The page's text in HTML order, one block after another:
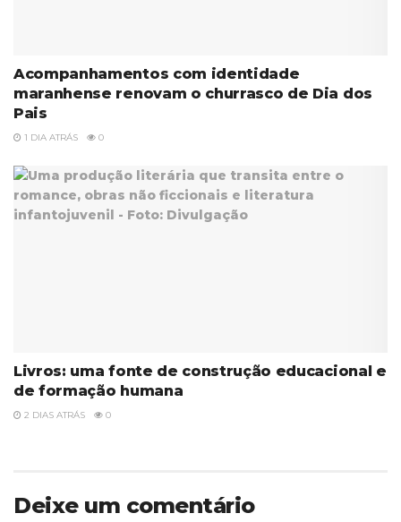
Acompanhamentos com identidade
maranhense renovam o churrasco de Dia dos
Pais
1 DIA ATRÁS 0
Livros: uma fonte de construção educacional e
de formação humana
2 DIAS ATRÁS 0
Deixe um comentário